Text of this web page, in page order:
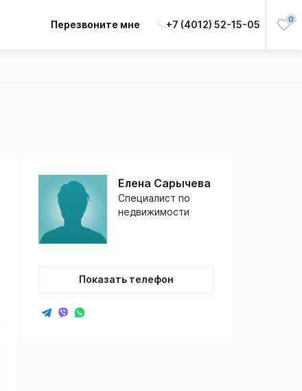
Перезвоните мне +7 (4012) 52-15-05 0
Елена Сарычева
Специалист по
недвижимости
Показать телефон